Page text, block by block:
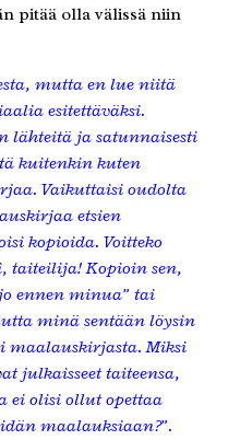
pitää olla välissä niin
mutta en lue niitä
esitettäväksi.
lähteitä ja satunnaisesti
kuitenkin kuten
Vaikuttaisi oudolta
etsien
kopioida. Voitteko
taiteilija! Kopioin sen,
ennen minua” tai
minä sentään löysin
maalauskirjasta. Miksi
julkaisseet taiteensa,
ei olisi ollut opettaa
maalauksiaan?”.